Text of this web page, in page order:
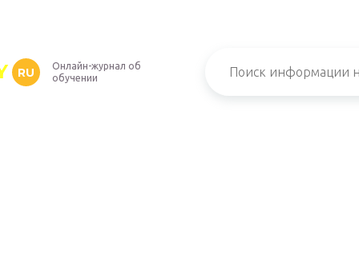
RU
Онлайн-журнал об
обучении